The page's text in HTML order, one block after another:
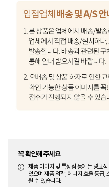
꼭 확인해주세요
제품 이미지 및 특장점 등에는 광고
있으며 제품 외관, 에너지 효율 등급,
될 수 있습니다.